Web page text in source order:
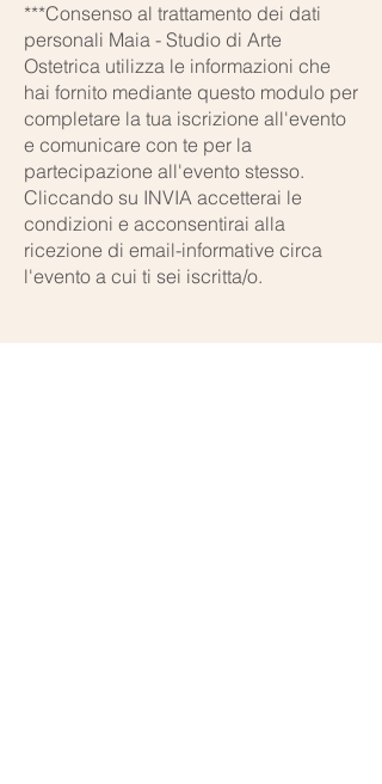
***Consenso al trattamento dei dati
personali Maia - Studio di Arte
Ostetrica utilizza le informazioni che
hai fornito mediante questo modulo per
completare la tua iscrizione all'evento
e comunicare con te per la
partecipazione all'evento stesso.
Cliccando su INVIA accetterai le
condizioni e acconsentirai alla
ricezione di email-informative circa
l'evento a cui ti sei iscritta/o.